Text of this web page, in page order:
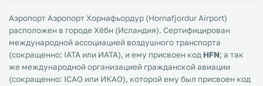
Аэропорт Аэропорт Хорнафьордур (Hornafjordur Airport)
расположен в городе Хёбн (Исландия). Сертифицирован
международной ассоциацией воздушного транспорта
(сокращенно: IATA или ИАТА), и ему присвоен код HFN; а так
же международной организацией гражданской авиации
(сокращенно: ICAO или ИКАО), которой ему был присвоен код